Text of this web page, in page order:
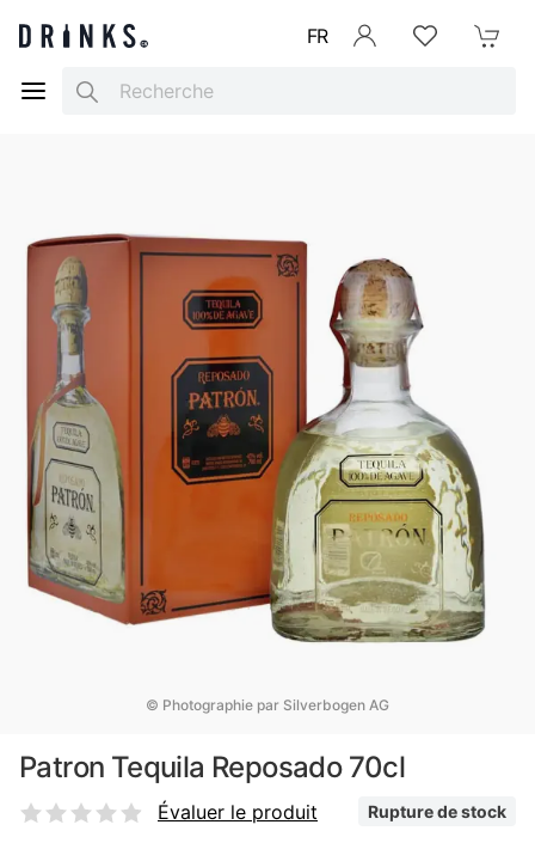
FR
Search
© Photographie par Silverbogen AG
Patron Tequila Reposado 70cl
Évaluer le produit Rupture de stock